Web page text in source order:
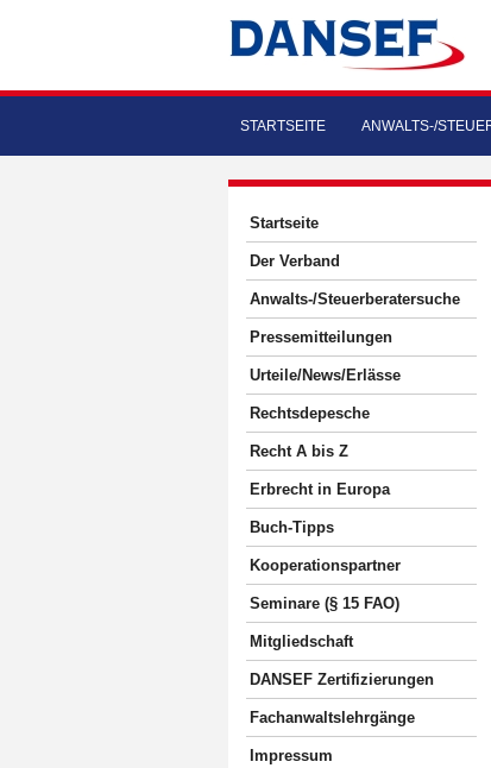
STARTSEITE ANWALTS-/
Startseite
Der Verband
Anwalts-/Steuerberatersuche
Pressemitteilungen
Urteile/News/Erlässe
Rechtsdepesche
Recht A bis Z
Erbrecht in Europa
Buch-Tipps
Kooperationspartner
Seminare (§ 15 FAO)
Mitgliedschaft
DANSEF Zertifizierungen
Fachanwaltslehrgänge
Impressum